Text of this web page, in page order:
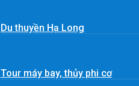
Du thuyền Hạ Long
Tour máy bay, thủy phi cơ